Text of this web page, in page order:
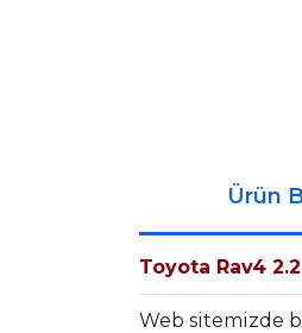
Ürün
Toyota Rav4
Web sitemizde